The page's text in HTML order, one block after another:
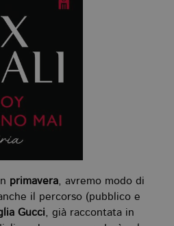
primavera, avremo modo di
il percorso (pubblico e
Gucci, già raccontata in